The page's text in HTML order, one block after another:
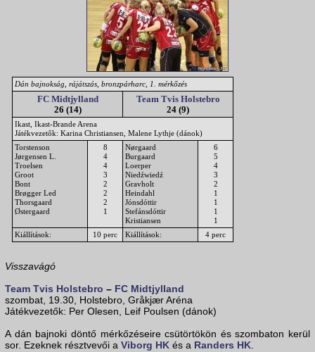
Dán bajnokság, rájátszás, bronzpárharc, 1. mérkőzés
FC Midtjylland
26 (14)
Team Tvis Holstebro
24 (9)
Ikast, Ikast-Brande Arena
Játékvezetők: Karina Christiansen, Malene Lythje (dánok)
Torstenson
Jørgensen L.
Troelsen
Groot
Bont
Brøgger Led
Thorsgaard
Østergaard
8
4
4
3
2
2
2
1
Nørgaard
Burgaard
Loerper
Niedźwiedź
Gravholt
Heindahl
Jónsdóttir
Stefánsdóttir
Kristiansen
6
5
4
3
2
1
1
1
1
Kiállítások:
10 perc Kiállítások: 4 perc
Visszavágó
Team Tvis Holstebro – FC Midtjylland
szombat, 19.30, Holstebro, Gråkjær Aréna
Játékvezetők: Per Olesen, Leif Poulsen (dánok)
A dán bajnoki döntő mérkőzéseire csütörtökön és szombaton kerül
sor. Ezeknek résztvevői a Viborg HK és a Randers HK.